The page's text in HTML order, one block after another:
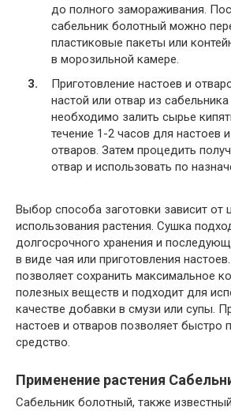
до полного замораживания.
сабельник болотный можно
пластиковые пакеты или
в морозильной камере.
Приготовление настоев и
настой или отвар из
необходимо залить сырье
течение 1-2 часов для настоев
отваров. Затем процедить
отвар и использовать по
Выбор способа заготовки зависит от
использования растения. Сушка
долгосрочного хранения и
в виде чая или приготовления
позволяет сохранить максимальное
полезных веществ и подходит для
качестве добавки в смузи или супы.
настоев и отваров позволяет быстро
средство.
Применение растения
Сабельник болотный, также